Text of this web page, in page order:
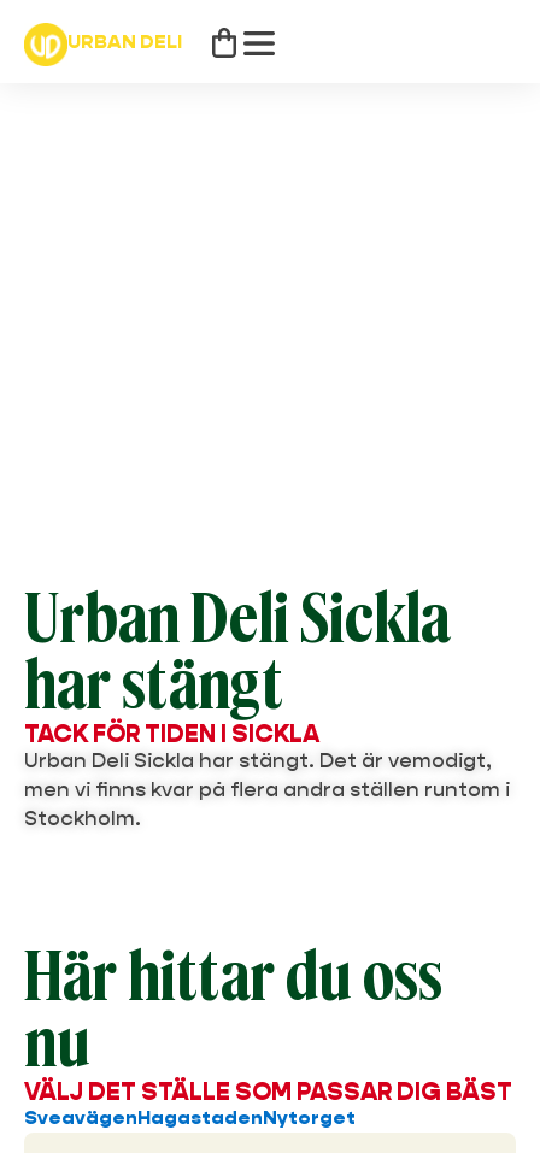
URBAN DELI
Urban Deli Sickla
har stängt
TACK FÖR TIDEN I SICKLA
Urban Deli Sickla har stängt. Det är vemodigt,
men vi finns kvar på flera andra ställen runtom i
Stockholm.
Här hittar du oss
nu
VÄLJ DET STÄLLE SOM PASSAR DIG BÄST
SveavägenHagastadenNytorget